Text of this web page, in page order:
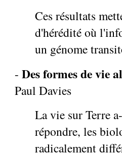
Ces résultats
d'hérédité où
un génome
-Des formes de vie
Paul Davies
La vie sur Terre
répondre, les
radicalement